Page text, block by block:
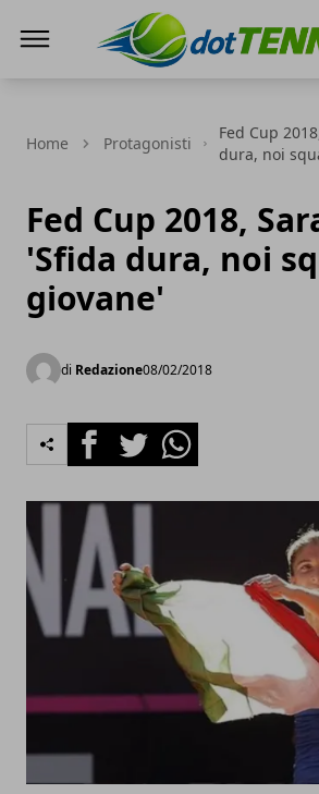
Home Protagonisti
Fed Cup
dura, noi
Fed Cup 2018,
'Sfida dura, noi
giovane'
di Redazione08/02/2018
FacebookTwitterWhatsapp